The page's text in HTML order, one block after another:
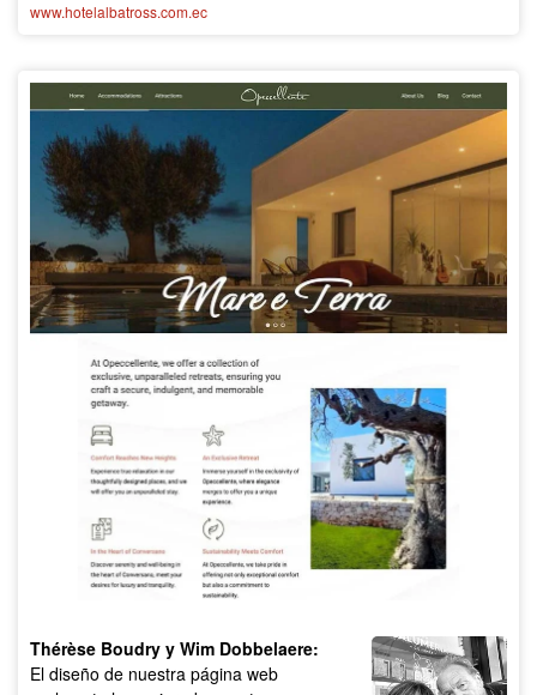
www.hotelalbatross.com.ec
Thérèse Boudry y Wim Dobbelaere:
El diseño de nuestra página web